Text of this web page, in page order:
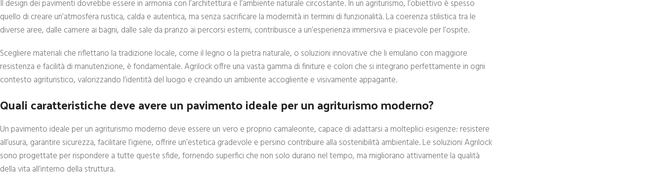
Il design dei pavimenti dovrebbe essere in armonia con l’architettura e l’ambiente naturale circostante. In un agriturismo, l’obiettivo è spesso
quello di creare un’atmosfera rustica, calda e autentica, ma senza sacrificare la modernità in termini di funzionalità. La coerenza stilistica tra le
diverse aree, dalle camere ai bagni, dalle sale da pranzo ai percorsi esterni, contribuisce a un’esperienza immersiva e piacevole per l’ospite.
Scegliere materiali che riflettano la tradizione locale, come il legno o la pietra naturale, o soluzioni innovative che li emulano con maggiore
resistenza e facilità di manutenzione, è fondamentale. Agrilock offre una vasta gamma di finiture e colori che si integrano perfettamente in ogni
contesto agrituristico, valorizzando l’identità del luogo e creando un ambiente accogliente e visivamente appagante.
Quali caratteristiche deve avere un pavimento ideale per un agriturismo moderno?
Un pavimento ideale per un agriturismo moderno deve essere un vero e proprio camaleonte, capace di adattarsi a molteplici esigenze: resistere
all’usura, garantire sicurezza, facilitare l’igiene, offrire un’estetica gradevole e persino contribuire alla sostenibilità ambientale. Le soluzioni Agrilock
sono progettate per rispondere a tutte queste sfide, fornendo superfici che non solo durano nel tempo, ma migliorano attivamente la qualità
della vita all’interno della struttura.